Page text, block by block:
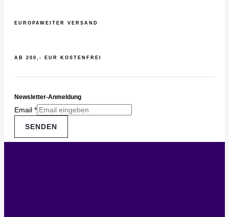
EUROPAWEITER VERSAND
AB 200,- EUR KOSTENFREI
Newsletter-Anmeldung
Email *
SENDEN